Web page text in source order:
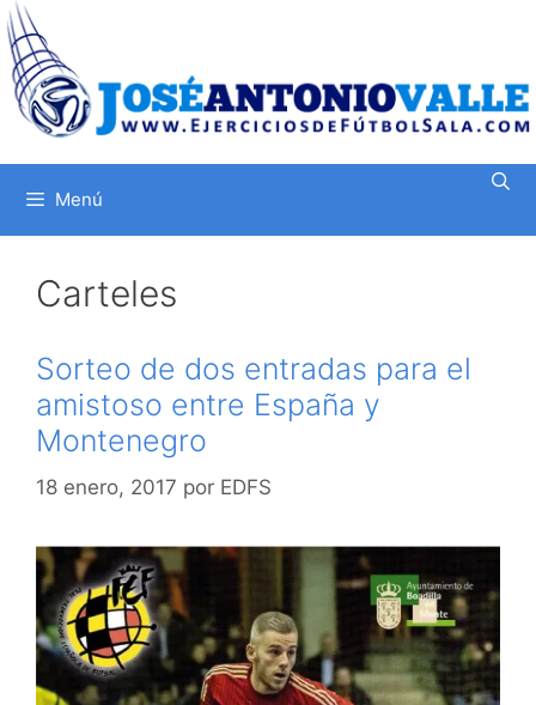
Saltar
al
contenido
Menú
Carteles
Sorteo de dos entradas para el
amistoso entre España y
Montenegro
18 enero, 2017 por EDFS